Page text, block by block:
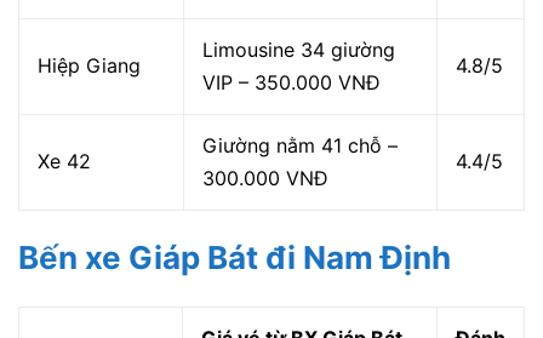
Hiệp Giang
Limousine 34 giường
VIP – 350.000 VNĐ
4.8/5
Xe 42
Giường nằm 41 chỗ –
300.000 VNĐ
4.4/5
Bến xe Giáp Bát đi Nam Định